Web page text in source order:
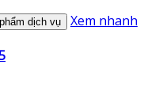
dịch vụ Xem nhanh